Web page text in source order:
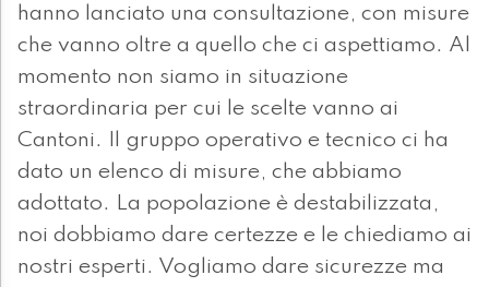
hanno lanciato una consultazione, con misure
che vanno oltre a quello che ci aspettiamo. Al
momento non siamo in situazione
straordinaria per cui le scelte vanno ai
Cantoni. Il gruppo operativo e tecnico ci ha
dato un elenco di misure, che abbiamo
adottato. La popolazione è destabilizzata,
noi dobbiamo dare certezze e le chiediamo ai
nostri esperti. Vogliamo dare sicurezze ma